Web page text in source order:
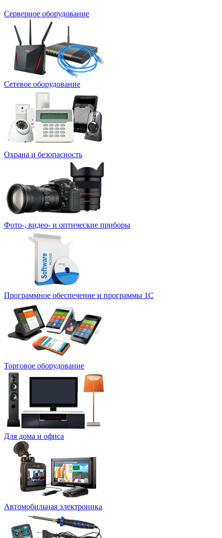
Серверное оборудование
Сетевое оборудование
Охрана и безопасность
Фото-, видео- и оптические приборы
Программное обеспечение и программы 1С
Торговое оборудование
Для дома и офиса
Автомобильная электроника